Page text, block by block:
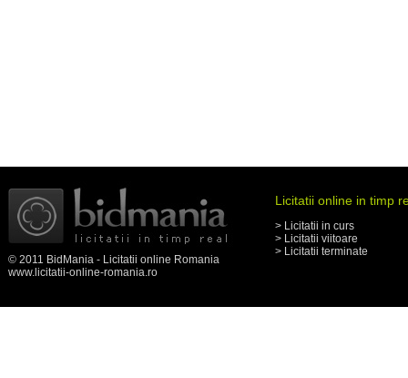
© 2011 BidMania - Licitatii online Romania
www.licitatii-online-romania.ro
Licitatii online in timp
> Licitatii in curs
> Licitatii viitoare
> Licitatii terminate